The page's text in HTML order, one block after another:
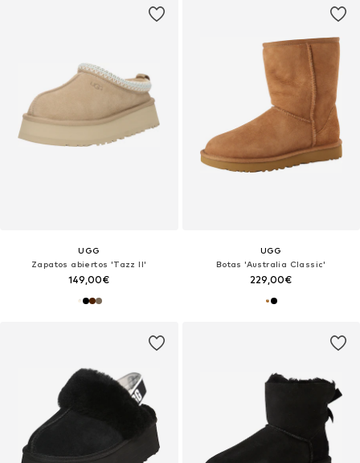
UGG
Zapatos abiertos 'Tazz II'
149,00€
UGG
Botas 'Australia Classic'
229,00€